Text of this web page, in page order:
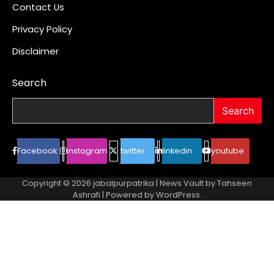
Contact Us
Privacy Policy
Disclaimer
Search
Search
Facebook instagram twitter linkedin youtube
Copyright © 2026 jabalpurpatrika | News Vault byTahseen
Ashrafi | Powered byWordPress.